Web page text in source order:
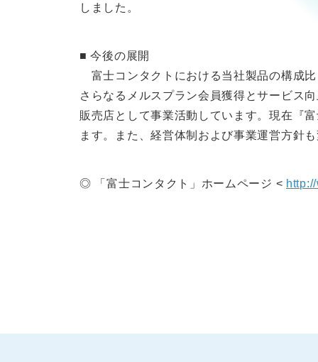
しました。
■ 今後の展開
富士コンタクトにおける当社製品の構成
さらなるメルスプラン会員獲得とサービス
販売店として事業活動しています。現在『
ます。また、経営体制および事業運営方針
◎ 「富士コンタクト」ホームページ <